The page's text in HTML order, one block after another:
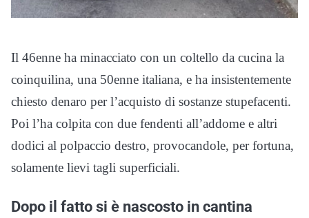
Il 46enne ha minacciato con un coltello da cucina la
coinquilina, una 50enne italiana, e ha insistentemente
chiesto denaro per l’acquisto di sostanze stupefacenti.
Poi l’ha colpita con due fendenti all’addome e altri
dodici al polpaccio destro, provocandole, per fortuna,
solamente lievi tagli superficiali.
Dopo il fatto si è nascosto in cantina